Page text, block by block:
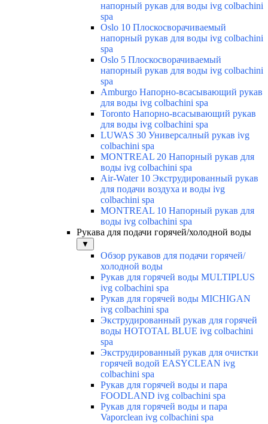
напорный рукав для воды ivg colbachini
spa
Oslo 10 Плоскосворачиваемый
напорный рукав для воды ivg colbachini
spa
Oslo 5 Плоскосворачиваемый
напорный рукав для воды ivg colbachini
spa
Amburgo Напорно-всасывающий рукав
для воды ivg colbachini spa
Toronto Напорно-всасывающий рукав
для воды ivg colbachini spa
LUWAS 30 Универсалный рукав ivg
colbachini spa
MONTREAL 20 Напорный рукав для
воды ivg colbachini spa
Air-Water 10 Экструдированный рукав
для подачи воздуха и воды ivg
colbachini spa
MONTREAL 10 Напорный рукав для
воды ivg colbachini spa
Рукава для подачи горячей/холодной воды
▼
Обзор рукавов для подачи горячей/
холодной воды
Рукав для горячей воды MULTIPLUS
ivg colbachini spa
Рукав для горячей воды MICHIGAN
ivg colbachini spa
Экструдированный рукав для горячей
воды HOTOTAL BLUE ivg colbachini
spa
Экструдированный рукав для очистки
горячей водой EASYCLEAN ivg
colbachini spa
Рукав для горячей воды и пара
FOODLAND ivg colbachini spa
Рукав для горячей воды и пара
Vaporclean ivg colbachini spa